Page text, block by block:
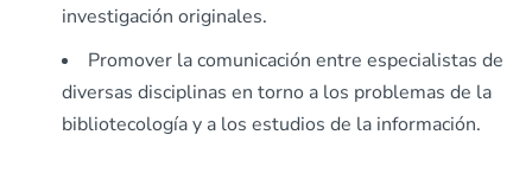
investigación originales.
Promover la comunicación entre especialistas de
diversas disciplinas en torno a los problemas de la
bibliotecología y a los estudios de la información.